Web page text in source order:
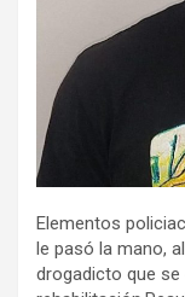
Elementos
le pasó la mano,
drogadicto que se